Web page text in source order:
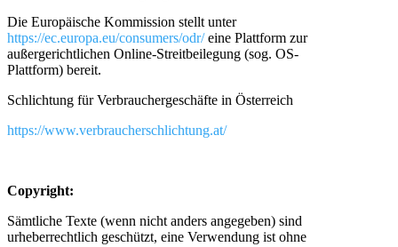
Die Europäische Kommission stellt unter
https://ec.europa.eu/consumers/odr/eine Plattform zur
außergerichtlichen Online-Streitbeilegung (sog. OS-
Plattform) bereit.
Schlichtung für Verbrauchergeschäfte in Österreich
https://www.verbraucherschlichtung.at/
Copyright:
Sämtliche Texte (wenn nicht anders angegeben) sind
urheberrechtlich geschützt, eine Verwendung ist ohne